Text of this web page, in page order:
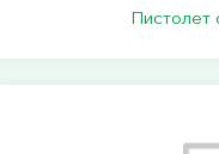
Пистолет